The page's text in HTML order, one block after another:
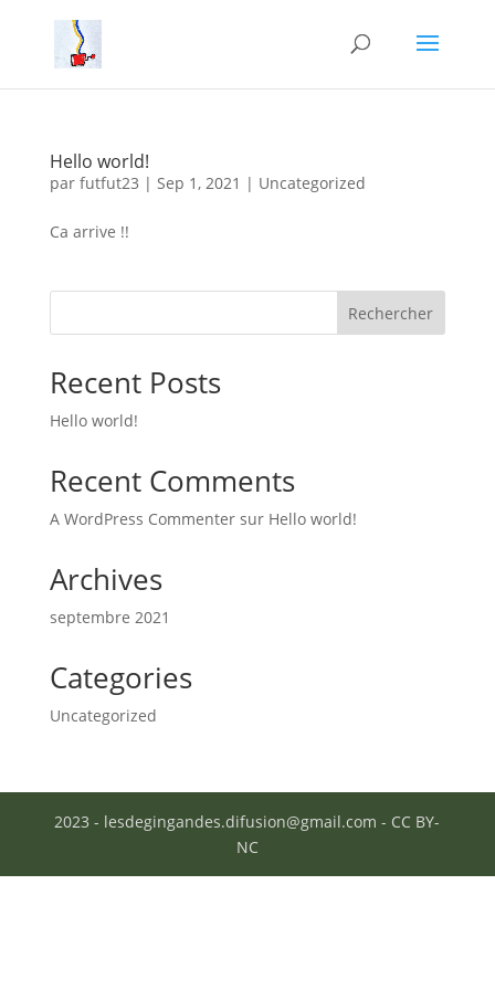
Hello world!
par futfut23 | Sep 1, 2021 | Uncategorized
Ca arrive !!
Rechercher
Recent Posts
Hello world!
Recent Comments
A WordPress Commentersur Hello world!
Archives
septembre 2021
Categories
Uncategorized
2023 - lesdegingandes.difusion@gmail.com - CC BY-
NC